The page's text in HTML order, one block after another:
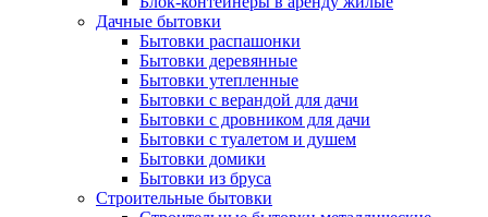
Дачные бытовки
Бытовки распашонки
Бытовки деревянные
Бытовки утепленные
Бытовки с верандой для дачи
Бытовки с дровником для дачи
Бытовки с туалетом и душем
Бытовки домики
Бытовки из бруса
Строительные бытовки